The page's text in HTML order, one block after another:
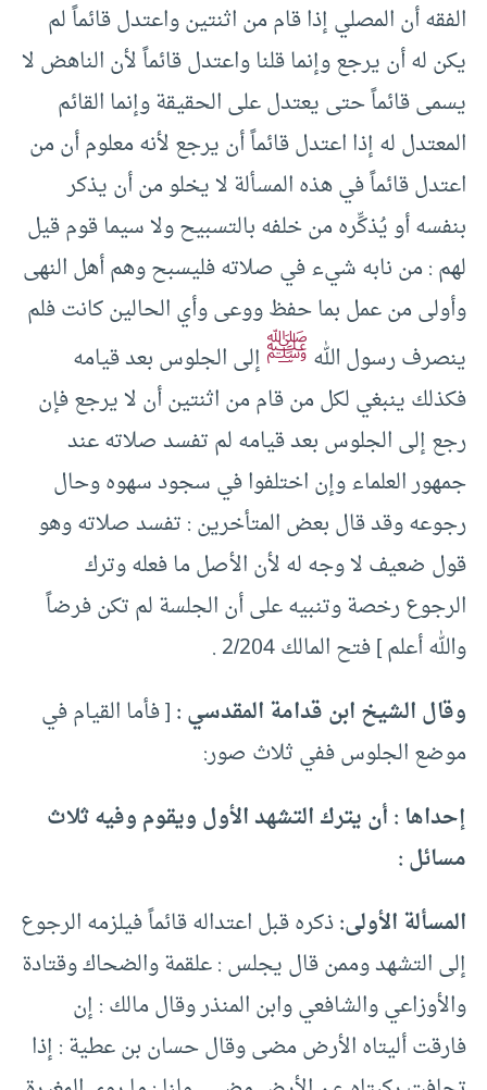
الفقه أن المصلي إذا قام من اثنتين واعتدل قائماً لم
يكن له أن يرجع وإنما قلنا واعتدل قائماً لأن الناهض لا
يسمى قائماً حتى يعتدل على الحقيقة وإنما القائم
المعتدل له إذا اعتدل قائماً أن يرجع لأنه معلوم أن من
اعتدل قائماً في هذه المسألة لا يخلو من أن يذكر
بنفسه أو يُذكِّره من خلفه بالتسبيح ولا سيما قوم قيل
لهم : من نابه شيء في صلاته فليسبح وهم أهل النهى
وأولى من عمل بما حفظ ووعى وأي الحالين كانت فلم
ينصرف رسول اللهﷺإلى الجلوس بعد قيامه
فكذلك ينبغي لكل من قام من اثنتين أن لا يرجع فإن
رجع إلى الجلوس بعد قيامه لم تفسد صلاته عند
جمهور العلماء وإن اختلفوا في سجود سهوه وحال
رجوعه وقد قال بعض المتأخرين : تفسد صلاته وهو
قول ضعيف لا وجه له لأن الأصل ما فعله وترك
الرجوع رخصة وتنبيه على أن الجلسة لم تكن فرضاً
والله أعلم ] فتح المالك 2/204 .
وقال الشيخ ابن قدامة المقدسي :[ فأما القيام في
موضع الجلوس ففي ثلاث صور:
إحداها : أن يترك التشهد الأول ويقوم وفيه ثلاث
مسائل :
المسألة الأولى:ذكره قبل اعتداله قائماً فيلزمه الرجوع
إلى التشهد وممن قال يجلس : علقمة والضحاك وقتادة
والأوزاعي والشافعي وابن المنذر وقال مالك : إن
فارقت أليتاه الأرض مضى وقال حسان بن عطية : إذا